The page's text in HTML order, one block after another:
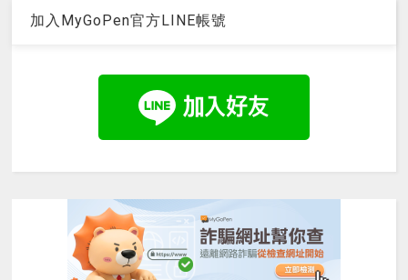
加入MyGoPen官方LINE帳號